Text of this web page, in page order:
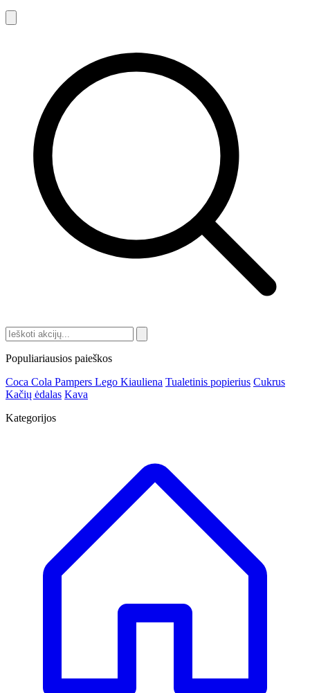
Populiariausios paieškos
Coca Cola Pampers Lego Kiauliena Tualetinis popierius Cukrus
Kačių ėdalas Kava
Kategorijos